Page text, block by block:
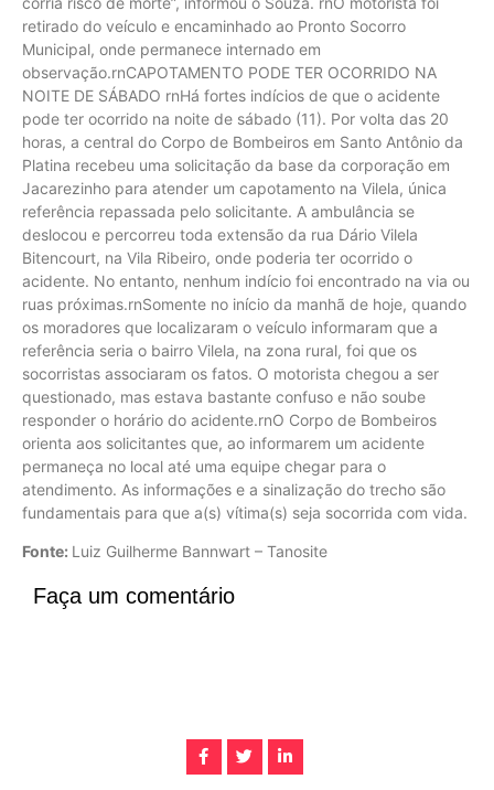
retirado do veículo e encaminhado ao Pronto Socorro
Municipal, onde permanece internado em
observação.rnCAPOTAMENTO PODE TER OCORRIDO NA
NOITE DE SÁBADO rnHá fortes indícios de que o acidente
pode ter ocorrido na noite de sábado (11). Por volta das 20
horas, a central do Corpo de Bombeiros em Santo Antônio da
Platina recebeu uma solicitação da base da corporação em
Jacarezinho para atender um capotamento na Vilela, única
referência repassada pelo solicitante. A ambulância se
deslocou e percorreu toda extensão da rua Dário Vilela
Bitencourt, na Vila Ribeiro, onde poderia ter ocorrido o
acidente. No entanto, nenhum indício foi encontrado na via ou
ruas próximas.rnSomente no início da manhã de hoje, quando
os moradores que localizaram o veículo informaram que a
referência seria o bairro Vilela, na zona rural, foi que os
socorristas associaram os fatos. O motorista chegou a ser
questionado, mas estava bastante confuso e não soube
responder o horário do acidente.rnO Corpo de Bombeiros
orienta aos solicitantes que, ao informarem um acidente
permaneça no local até uma equipe chegar para o
atendimento. As informações e a sinalização do trecho são
fundamentais para que a(s) vítima(s) seja socorrida com vida.
Fonte: Luiz Guilherme Bannwart – Tanosite
Faça um comentário